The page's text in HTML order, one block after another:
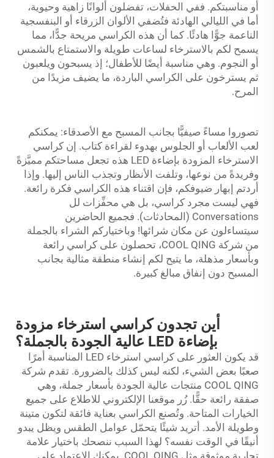
أو مناسبتكم. ففي الحفلات، تفضلون ألوانًا زاهية وحيوية،
أما في الليالي الهادئة فتُضفي الألوان الزرقاء أو البنفسجية
الناعمة جوًّا هادئًا. كما أن هذه الكراسي مريحة جدًّا، مما
يسمح لكم بالاسترخاء لساعات طويلة والاستمتاع بالشمس
أو النجوم. وهي مناسبة أيضًا للأطفال؛ إذ يسبحون ويلعبون
ثم يسترخون على الكراسي الباردة، ما يضيف مزيدًا من
المرح.
تصوروا مساءً صيفيًّا بجانب المسبح مع الأصدقاء: يمكنكم
لعب الألعاب أو الجلوس بهدوء لقراءة كتاب. إن كراسي
الاسترخاء المزودة بإضاءة LED هذه تجعل مساحتكم مميَّزةً
وفريدةً من نوعها، وتلفت الأنظار وتجذب الناس إليها. وإذا
أردتم إبهار ضيوفكم، فإن اقتناء هذه الكراسي فكرة رائعة.
فهي ليست مجرد كراسي، بل هي محفِّزات لل
Conversations (المحادثات). فجميع الحاضرين
سيتساءلون عن مكان شرائها! وباختياركم الشراء بالجملة
من شركة COOL QING، تحصلون على كراسي رائعة
وبأسعار مذهلة، ما يتيح لكم إنشاء منطقة مثالية بجانب
المسبح دون إنفاق مبالغ كبيرة.
أين تجدون كراسي استرخاء مزودة
بإضاءة LED عالية الجودة بالجملة؟
قد يكون العثور على كراسي استرخاء LED المناسبة أمرًا
صعبًا بعض الشيء، لكنه ليس كذلك بالضرورة. تقدم شركة
COOL QING منتجات عالية الجودة بأسعار جملة، وهي
صفقة رائعة حقًّا. زُر موقعنا الإلكتروني للاطلاع على جميع
الخيارات المتاحة. وتُصنع الكراسي بعناية فائقة لتكون متينة
وطويلة الأمد. أتريد شيئًا يتحمّل عوامل الطقس ويظل يبدو
أنيقًا في الوقت نفسه؟ لهذا السبب ننصحك باختيار علامة
تجارية موثوقة مثل COOL QING. يمكنك الاعتماد على